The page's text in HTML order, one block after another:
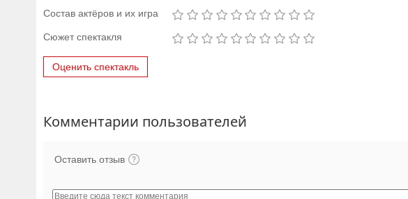
Состав актёров и их игра
Сюжет спектакля
Оценить спектакль
Комментарии пользователей
Оставить отзыв